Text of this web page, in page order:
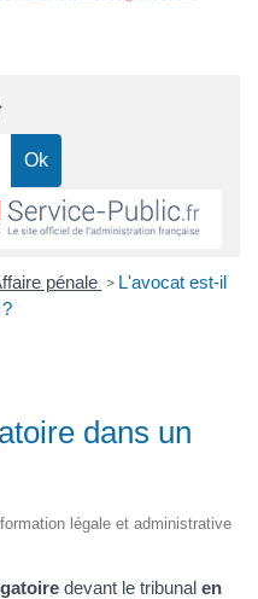
pénale > L'avocat est-il
dans un
légale et administrative
devant le tribunal en